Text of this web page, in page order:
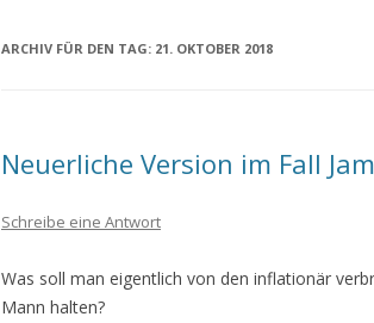
ARCHIV FÜR DEN TAG: 21. OKTOBER 2018
Neuerliche Version im Fall
Schreibe eine Antwort
Was soll man eigentlich von den inflationär
Mann halten?